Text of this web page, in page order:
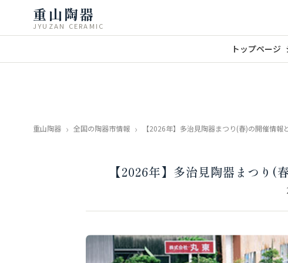
重山陶器
JYUZAN CERAMIC
トップページ
重山陶器 全国の陶器市情報 【2026年】多治見陶器まつり(春)の開催情
【2026年】多治見陶器まつり(